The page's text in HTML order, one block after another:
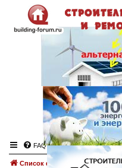
FAQ
Список форумов